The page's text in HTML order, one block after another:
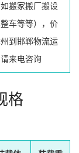
搬家搬厂搬设
车等等），价
到邯郸物流运
来电咨询
格